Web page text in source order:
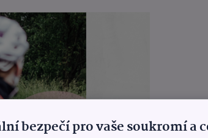
bezpečí pro vaše soukromí a